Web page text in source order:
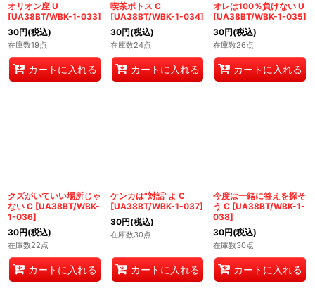
オリオン座 U
[UA38BT/WBK-1-033]
30円(税込)
在庫数19点
カートに入れる
喫茶ポトス C
[UA38BT/WBK-1-034]
30円(税込)
在庫数24点
カートに入れる
オレは100％負けない U
[UA38BT/WBK-1-035]
30円(税込)
在庫数26点
カートに入れる
クズがいていい場所じゃ
ない C [UA38BT/WBK-
1-036]
30円(税込)
在庫数22点
カートに入れる
ケンカは"対話"よ C
[UA38BT/WBK-1-037]
30円(税込)
在庫数30点
カートに入れる
今度は一緒に答えを探そ
う C [UA38BT/WBK-1-
038]
30円(税込)
在庫数30点
カートに入れる